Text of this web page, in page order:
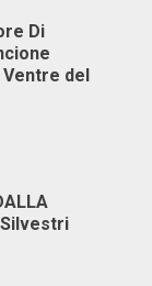
Di
del
Silvestri